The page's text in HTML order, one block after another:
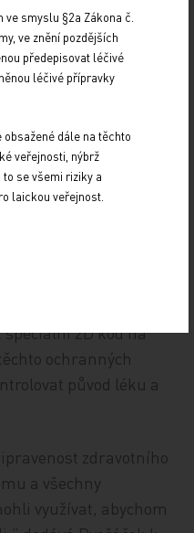
online.
prodávat lék
lékárny. To, co
padělek, nebo jde o
distribuční
ředitel AIFP.
důvěra veřejnosti v
na padělaný lék by se
dotazovaných.
připravovaný
2D kód na
ochranných
původ léku a
zdravotního
a všechny
využívat, abychom
smyslu §2a Zákona č.
ve znění pozdějších
předepisovat léčivé
léčivé přípravky
dále na těchto
veřejnosti, nýbrž
se všemi riziky a
laickou veřejnost.